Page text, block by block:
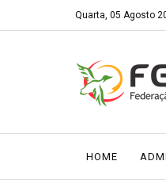
Quarta, 05 Agosto
HOME